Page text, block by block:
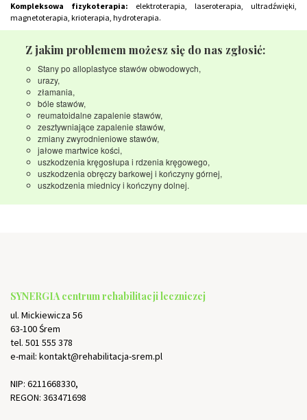
Kompleksowa fizykoterapia: elektroterapia, laseroterapia, ultradźwięki,
magnetoterapia, krioterapia, hydroterapia.
Z jakim problemem możesz się do nas zgłosić:
Stany po alloplastyce stawów obwodowych,
urazy,
złamania,
bóle stawów,
reumatoidalne zapalenie stawów,
zesztywniające zapalenie stawów,
zmiany zwyrodnieniowe stawów,
jałowe martwice kości,
uszkodzenia kręgosłupa i rdzenia kręgowego,
uszkodzenia obręczy barkowej i kończyny górnej,
uszkodzenia miednicy i kończyny dolnej.
SYNERGIA centrum rehabilitacji leczniczej
ul. Mickiewicza 56
63-100 Śrem
tel. 501 555 378
e-mail: kontakt@rehabilitacja-srem.pl
NIP: 6211668330,
REGON: 363471698